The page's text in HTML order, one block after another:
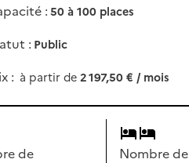
:50 à 100 places
: Public
: à partir de 2 197,50 € / mois
de
Nombre de